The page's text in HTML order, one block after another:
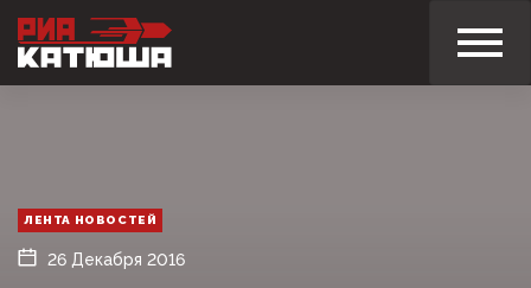
ЛЕНТА НОВОСТЕЙ
26 Декабря 2016